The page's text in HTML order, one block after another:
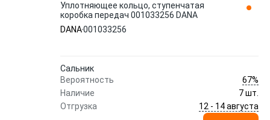
Уплотняющее кольцо, ступенчатая
коробка передач 001033256 DANA
DANA001033256
Сальник
Вероятность
67%
Наличие
7 шт.
Отгрузка
12 - 14 августа